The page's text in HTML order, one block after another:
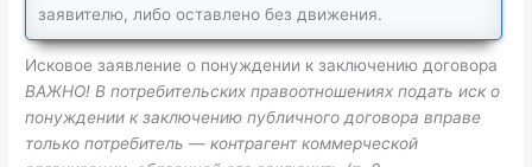
заявителю, либо оставлено без движения.
Исковое заявление о понуждении к заключению договора
ВАЖНО! В потребительских правоотношениях подать иск о
понуждении к заключению публичного договора вправе
только потребитель — контрагент коммерческой